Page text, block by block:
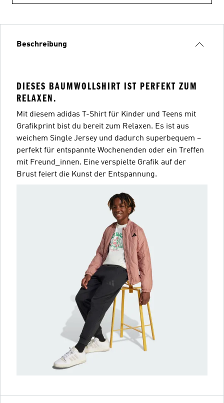
Beschreibung
DIESES BAUMWOLLSHIRT IST PERFEKT ZUM
RELAXEN.
Mit diesem adidas T-Shirt für Kinder und Teens mit
Grafikprint bist du bereit zum Relaxen. Es ist aus
weichem Single Jersey und dadurch superbequem –
perfekt für entspannte Wochenenden oder ein Treffen
mit Freund_innen. Eine verspielte Grafik auf der
Brust feiert die Kunst der Entspannung.